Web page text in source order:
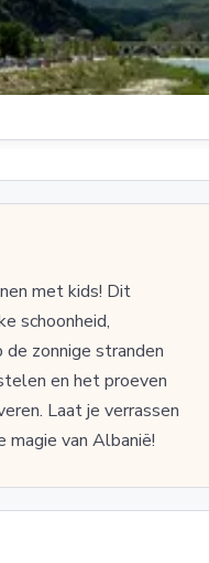
met kids! Dit
schoonheid,
de zonnige stranden
en het proeven
Laat je verrassen
van Albanië!